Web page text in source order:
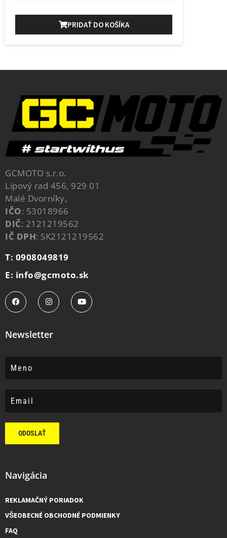
PRIDAŤ DO KOŠÍKA
GCMOTO s.r.o.
Lipový rad 456, 929 01
Malé Dvorníky,
IČO: 53018966
DIČ: 2121219562
IČ DPH: SK2121219562
T: 0908049819
E: info@gcmoto.sk
Newsletter
ODOSLAŤ
Navigácia
REKLAMAČNÝ PORIADOK
VŠEOBECNÉ OBCHODNÉ PODMIENKY
FAQ